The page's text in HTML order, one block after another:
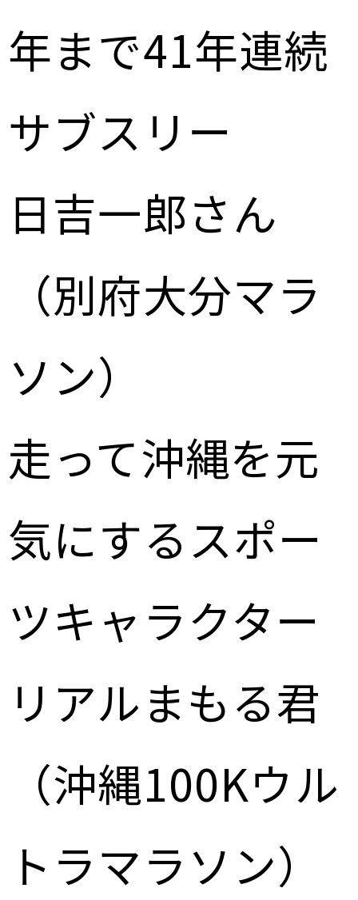
年まで41年連続
サブスリー
日吉一郎さん
（別府大分マラ
ソン）
走って沖縄を元
気にするスポー
ツキャラクター
リアルまもる君
（沖縄100Kウル
トラマラソン）